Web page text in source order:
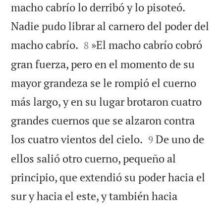
macho cabrío lo derribó y lo pisoteó.
Nadie pudo librar al carnero del poder del
macho cabrío. 

8 »El macho cabrío cobró
gran fuerza, pero en el momento de su
mayor grandeza se le rompió el cuerno
más largo, y en su lugar brotaron cuatro
grandes cuernos que se alzaron contra
los cuatro vientos del cielo. 

9 De uno de
ellos salió otro cuerno, pequeño al
principio, que extendió su poder hacia el
sur y hacia el este, y también hacia